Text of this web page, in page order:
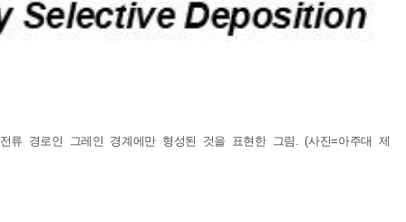
류 경로인 그레인 경계에만 형성된 것을 표현한 그림. (사진=아주대 제